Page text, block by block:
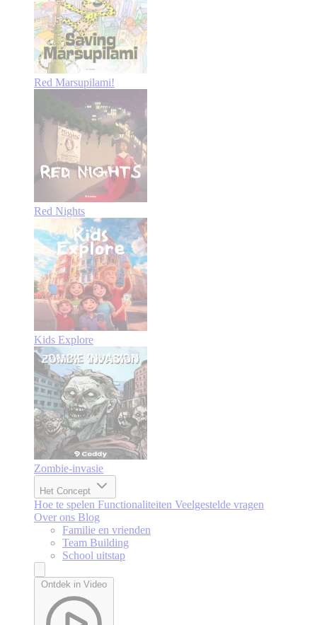
Red Marsupilami!
Red Nights
Kids Explore
Zombie-invasie
Het Concept
Hoe te spelen Functionaliteiten Veelgestelde vragen
Over ons Blog
Familie en vrienden
Team Building
School uitstap
Ontdek in Video